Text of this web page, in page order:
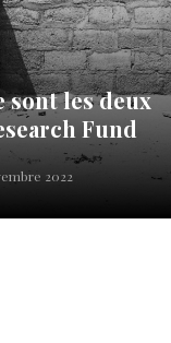
sont les deux
Fund
2022